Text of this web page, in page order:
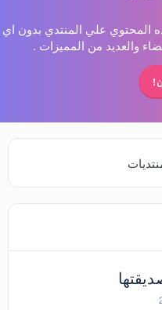
المحتوي علي المنتدي بدون اي
والعديد من المميزات .